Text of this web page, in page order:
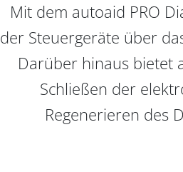
Mit dem autoaid PRO
der Steuergeräte über
Darüber hinaus bietet
Schließen der
Regenerieren des